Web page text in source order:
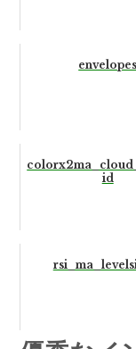
envelopes
id